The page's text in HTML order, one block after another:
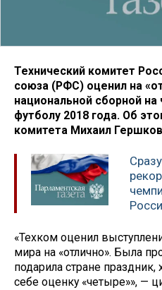
Технический комитет
союза (РФС) оценил на
национальной сборной
футболу 2018 года. Об
комитета Михаил
«Техком оценил
мира на «отлично». Была
подарила стране праздник,
себе оценку «четыре»», —